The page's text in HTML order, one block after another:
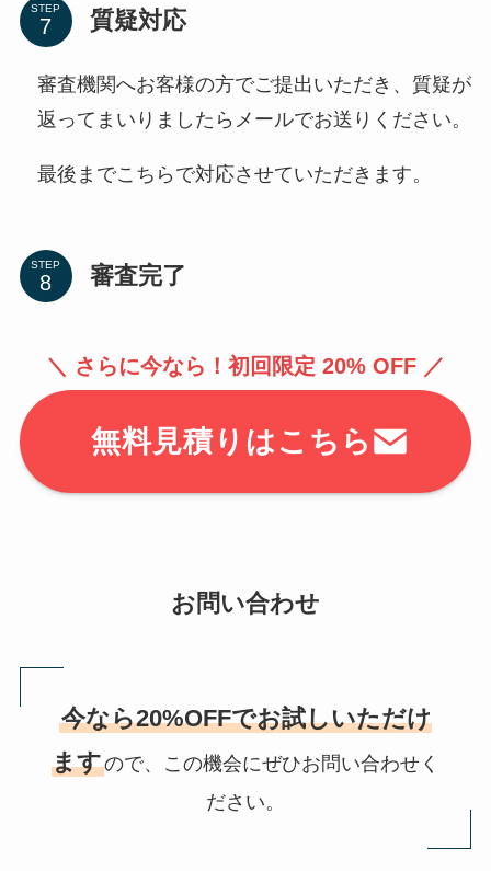
STEP 質疑対応
審査機関へお客様の方でご提出いただき、質疑が
返ってまいりましたらメールでお送りください。
最後までこちらで対応させていただきます。
STEP 審査完了
＼ さらに今なら！初回限定 20% OFF ／
無料見積りはこちら
お問い合わせ
今なら20%OFFでお試しいただけ
ますので、この機会にぜひお問い合わせく
ださい。